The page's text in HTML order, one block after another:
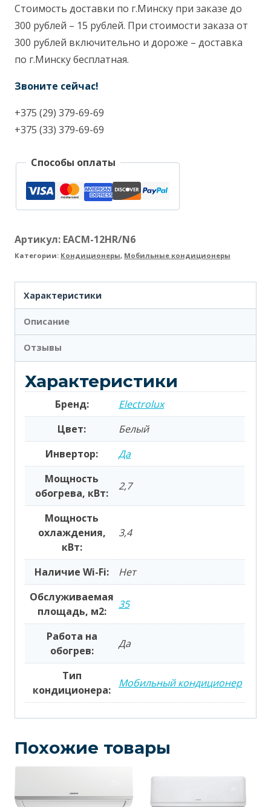
Air
Line
EACM-
Стоимость доставки по г.Минску при заказе до
300 рублей – 15 рублей. При стоимости заказа от
300 рублей включительно и дороже – доставка
по г.Минску бесплатная.
Звоните сейчас!
+375 (29) 379-69-69
+375 (33) 379-69-69
Способы оплаты
Артикул: EACM-12HR/N6
Категории: Кондиционеры, Мобильные кондиционеры
Характеристики
Описание
Отзывы
Характеристики
Бренд:
Electrolux
Цвет:
Белый
Инвертор:
Да
Мощность
обогрева, кВт:
2,7
Мощность
охлаждения,
кВт:
3,4
Наличие Wi-Fi:
Нет
Обслуживаемая
площадь, м2:
35
Работа на
обогрев:
Да
Тип
кондиционера:
Мобильный кондиционер
Похожие товары